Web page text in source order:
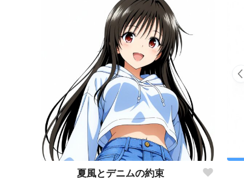
夏風とデニムの約束